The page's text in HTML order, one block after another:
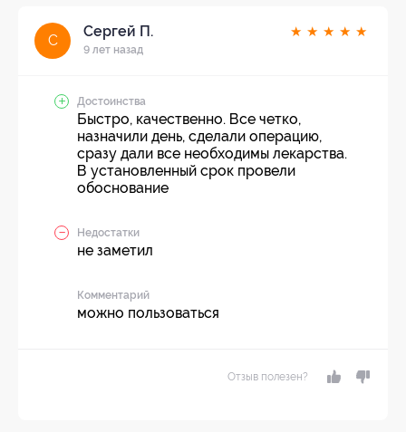
С
Сергей П.
9 лет назад
★ ★ ★ ★ ★
Достоинства
Быстро, качественно. Все четко,
назначили день, сделали операцию,
сразу дали все необходимы лекарства.
В установленный срок провели
обоснование
Недостатки
не заметил
Комментарий
можно пользоваться
Отзыв полезен?